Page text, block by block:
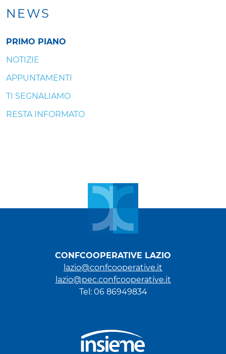
NEWS
PRIMO PIANO
NOTIZIE
APPUNTAMENTI
TI SEGNALIAMO
RESTA INFORMATO
CONFCOOPERATIVE LAZIO
lazio@confcooperative.it
lazio@pec.confcooperative.it
Tel: 06 86949834